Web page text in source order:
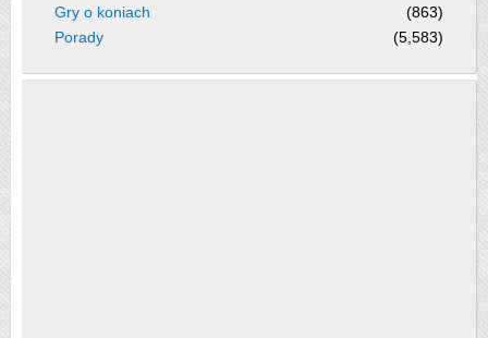
Gry o koniach
(863)
Porady
(5,583)